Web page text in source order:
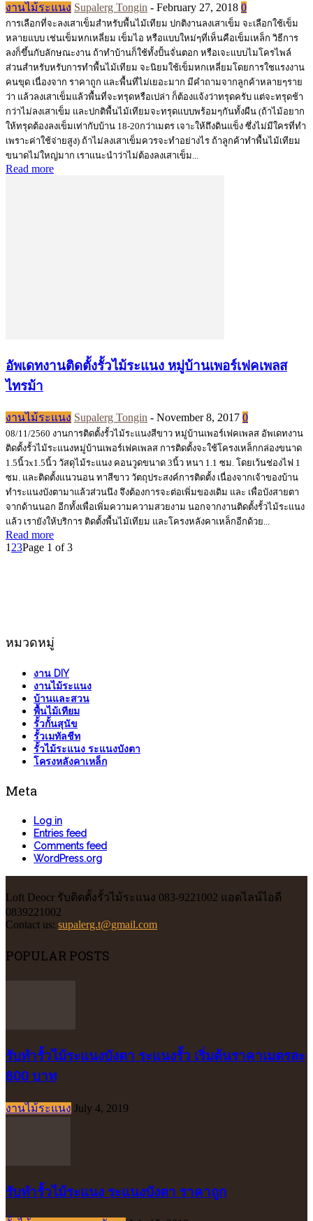
งานไม้ระแนง Supalerg Tongin - February 27, 2018 0
การเลือกที่จะลงเสาเข็มสำหรับพื้นไม้เทียม ปกติงานลงเสาเข็ม จะเลือกใช้เข็ม
หลายแบบ เช่นเข็มหกเหลี่ยม เข็มไอ หรือแบบใหม่ๆที่เห็นคือเข็มเหล็ก วิธีการ
ลงก็ขึ้นกับลักษณะงาน ถ้าทำบ้านก็ใช้ทั้งปั้นจั่นตอก หรือเจะแบบไมโครไพล์
ส่วนสำหรับหรับการทำพื้นไม้เทียม จะนิยมใช้เข็มหกเหลี่ยมโดยการใชแรงงาน
คนขุด เนื่องจาก ราคาถูก และพื้นที่ไม่เยอะมาก มีคำถามจากลูกค้าหลายๆราย
ว่า แล้วลงเสาเข็มแล้วพื้นที่จะทรุดหรือเปล่า ก็ต้องแจ้งว่าทรุดครับ แต่จะทรุดช้า
กว่าไม่ลงเสาเข็ม และปกติพื้นไม้เทียมจะทรุดแบบพร้อมๆกันทั้งผืน (ถ้าไม้อยาก
ให้ทรุดต้องลงเข็มเท่ากับบ้าน 18-20กว่าเมตร เจาะให้ถึงดินแข็ง ซึ่งไม่มีใครที่ทำ
เพราะค่าใช้จ่ายสูง) ถ้าไม่ลงเสาเข็มควรจะทำอย่างไร ถ้าลูกค้าทำพื้นไม้เทียม
ขนาดไม่ใหญ่มาก เราแนะนำว่าไม่ต้องลงเสาเข็ม...
Read more
อัพเดทงานติดตั้งรั้วไม้ระแนง หมู่บ้านเพอร์เฟคเพลส
ไทรม้า
งานไม้ระแนง Supalerg Tongin - November 8, 2017 0
08/11/2560 งานการติดตั้งรั้วไม้ระแนงสีขาว หมู่บ้านเพอร์เฟคเพลส อัพเดทงาน
ติดตั้งรั้วไม้ระแนงหมู่บ้านเพอร์เฟคเพลส การติดตั้งจะใช้โครงเหล็กกล่องขนาด
1.5นิ้วx1.5นิ้ว วัสดุไม้ระแนง คอนวูดขนาด 3นิ้ว หนา 1.1 ซม. โดยเว้นช่องไฟ 1
ซม. และติดตั้งแนวนอน ทาสีขาว วัตถุประสงค์การติดตั้ง เนื่องจากเจ้าของบ้าน
ทำระแนงบังตามาแล้วส่วนนึง จึงต้องการจะต่อเพิ่มของเดิม และ เพื่อบังสายตา
จากด้านนอก อีกทั้งเพื่อเพิ่มความความสวยงาม นอกจากงานติดตั้งรั้วไม้ระแนง
แล้ว เรายังให้บริการ ติดตั้งพื้นไม้เทียม และโครงหลังคาเหล็กอีกด้วย...
Read more
123Page 1 of 3
หมวดหมู่
งาน DIY
งานไม้ระแนง
บ้านและสวน
พื้นไม้เทียม
รั้วกั้นสุนัข
รั้วเมทัลชีท
รั้วไม้ระแนง ระแนงบังตา
โครงหลังคาเหล็ก
Meta
Log in
Entries feed
Comments feed
WordPress.org
Loft Deocr รับติดตั้งรั้วไม้ระแนง 083-9221002 แอดไลน์ไอดี
0839221002
Contact us: supalerg.t@gmail.com
POPULAR POSTS
รับทำรั้วไม้ระแนงบังตา ระแนงรั้ว เริ่มต้นราคาเมตรละ
800 บาท
งานไม้ระแนง July 4, 2019
รับทำรั้วไม้ระแนง ระแนงบังตา ราคาถูก